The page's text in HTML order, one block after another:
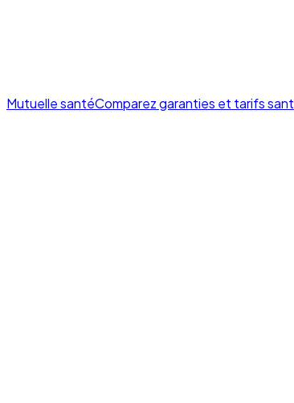
Mutuelle santéComparez garanties et tarifs